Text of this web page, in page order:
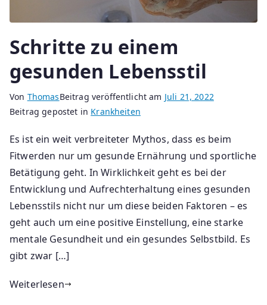
Schritte zu einem
gesunden Lebensstil
Von ThomasBeitrag veröffentlicht am Juli 21, 2022
Beitrag gepostet in Krankheiten
Es ist ein weit verbreiteter Mythos, dass es beim
Fitwerden nur um gesunde Ernährung und sportliche
Betätigung geht. In Wirklichkeit geht es bei der
Entwicklung und Aufrechterhaltung eines gesunden
Lebensstils nicht nur um diese beiden Faktoren – es
geht auch um eine positive Einstellung, eine starke
mentale Gesundheit und ein gesundes Selbstbild. Es
gibt zwar […]
Weiterlesen